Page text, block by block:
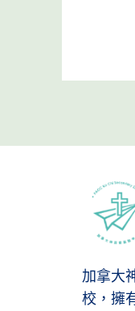
加拿大
校，擁